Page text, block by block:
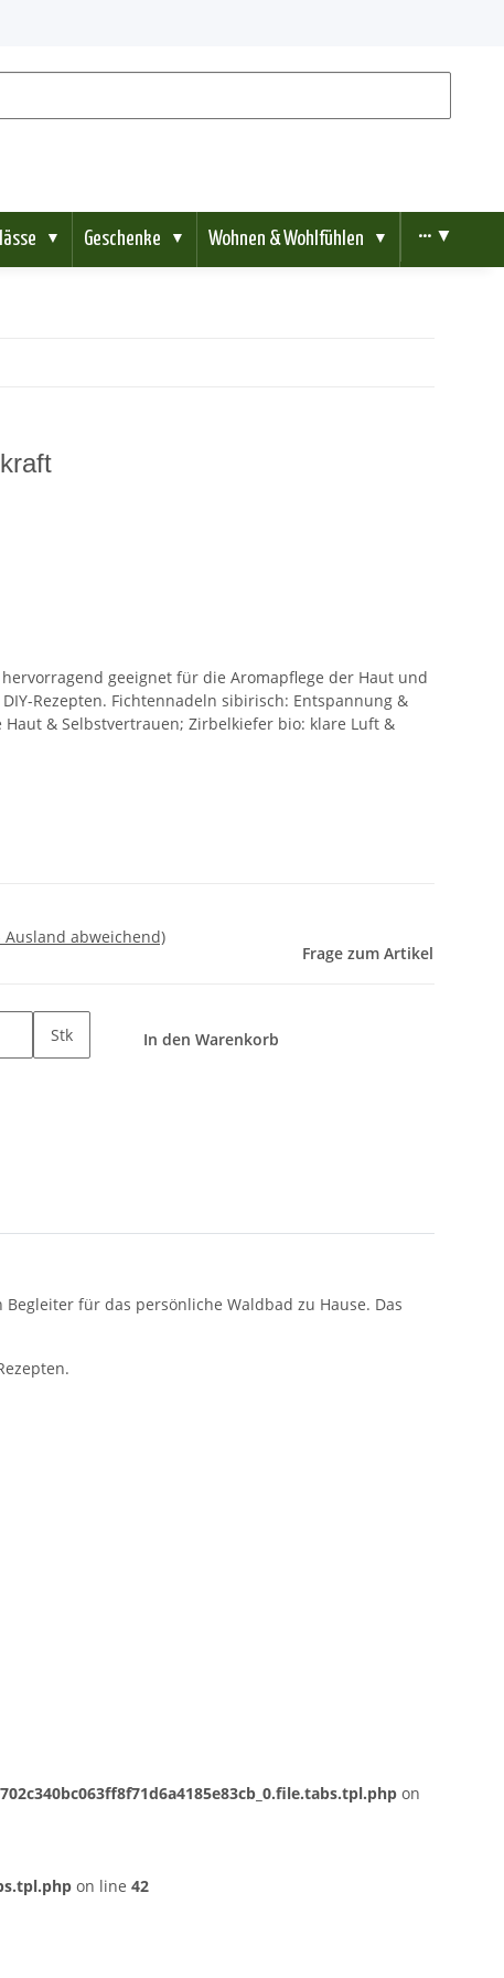
▼ Geschenke ▼ Wohnen & Wohlfühlen ▼ ••• ▼
geeignet für die Aromapflege der Haut und
Rezepten. Fichtennadeln sibirisch: Entspannung &
Haut & Selbstvertrauen; Zirbelkiefer bio: klare Luft &
Ausland abweichend)
Frage zum Artikel
Stk In den Warenkorb
für das persönliche Waldbad zu Hause. Das
on
on line 42